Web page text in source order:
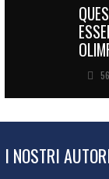
I NOSTRI